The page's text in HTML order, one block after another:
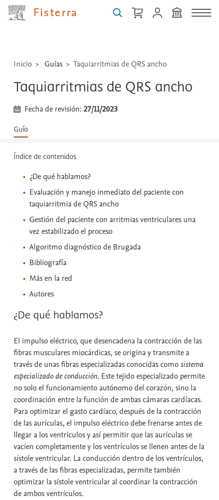
Fisterra
medicamentos,
técnicas
Inicio Guías Taquiarritmias de QRS ancho
Taquiarritmias de QRS ancho
Fecha de revisión:27/11/2023
Guía
Índice de contenidos
¿De qué hablamos?
Evaluación y manejo inmediato del paciente con
taquiarritmia de QRS ancho
Gestión del paciente con arritmias ventriculares una
vez estabilizado el proceso
Algoritmo diagnóstico de Brugada
Bibliografía
Más en la red
Autores
¿De qué hablamos?
El impulso eléctrico, que desencadena la contracción de las
fibras musculares miocárdicas, se origina y transmite a
través de unas fibras especializadas conocidas como sistema
especializado de conducción. Este tejido especializado permite
no solo el funcionamiento autónomo del corazón, sino la
coordinación entre la función de ambas cámaras cardíacas.
Para optimizar el gasto cardíaco, después de la contracción
de las aurículas, el impulso eléctrico debe frenarse antes de
llegar a los ventrículos y así permitir que las aurículas se
vacíen completamente y los ventrículos se llenen antes de la
sístole ventricular. La conducción dentro de los ventrículos,
a través de las fibras especializadas, permite también
optimizar la sístole ventricular al coordinar la contracción
de ambos ventrículos.